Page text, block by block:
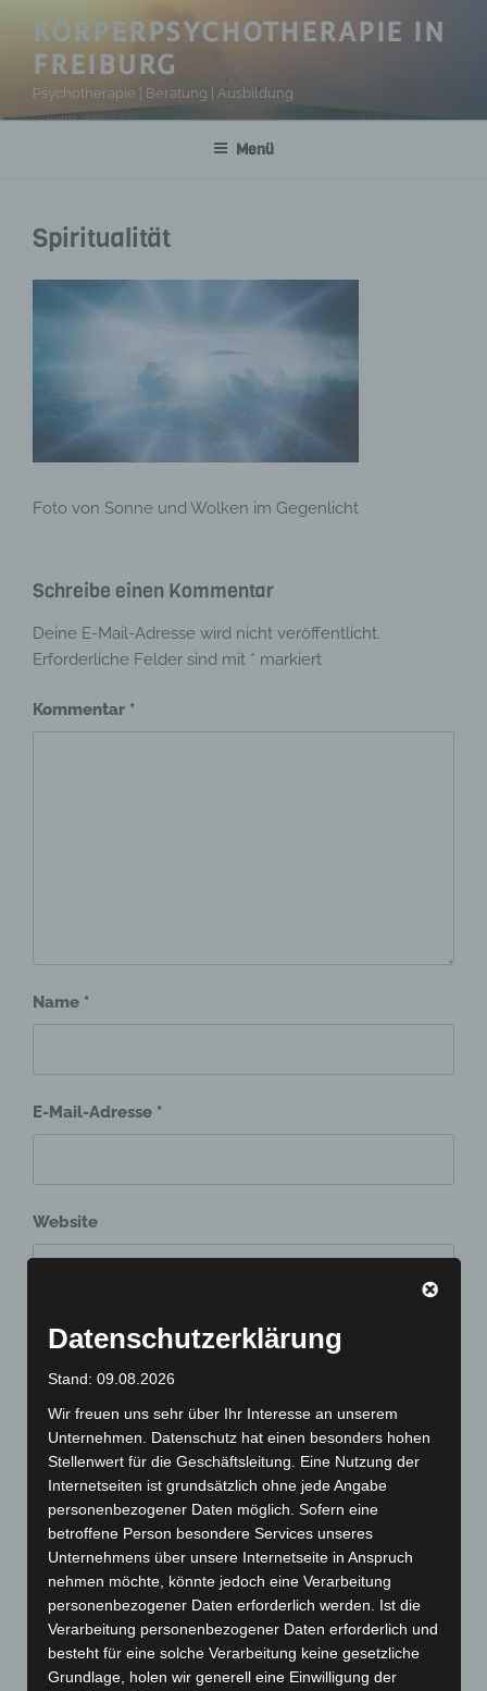
Inhalt
springen
KÖRPERPSYCHOTHERAPIE IN
FREIBURG
Psychotherapie | Beratung | Ausbildung
Menü
Spiritualität
Foto von Sonne und Wolken im Gegenlicht
Schreibe einen Kommentar
Deine E-Mail-Adresse wird nicht veröffentlicht.
Erforderliche Felder sind mit * markiert
Kommentar *
Name *
E-Mail-Adresse *
Website
Beitragsnavigation
Die Psychosomatik erkundet die Spiritualität
September 2025
November 2024
Datenschutzerklärung
Stand: 09.08.2026
Wir freuen uns sehr über Ihr Interesse an unserem
Unternehmen. Datenschutz hat einen besonders hohen
Stellenwert für die Geschäftsleitung. Eine Nutzung der
Internetseiten ist grundsätzlich ohne jede Angabe
personenbezogener Daten möglich. Sofern eine
betroffene Person besondere Services unseres
Unternehmens über unsere Internetseite in Anspruch
nehmen möchte, könnte jedoch eine Verarbeitung
personenbezogener Daten erforderlich werden. Ist die
Verarbeitung personenbezogener Daten erforderlich und
besteht für eine solche Verarbeitung keine gesetzliche
Grundlage, holen wir generell eine Einwilligung der